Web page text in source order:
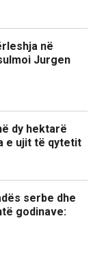
në
Jurgen
dy hektarë
e ujit të qytetit
serbe dhe
godinave: